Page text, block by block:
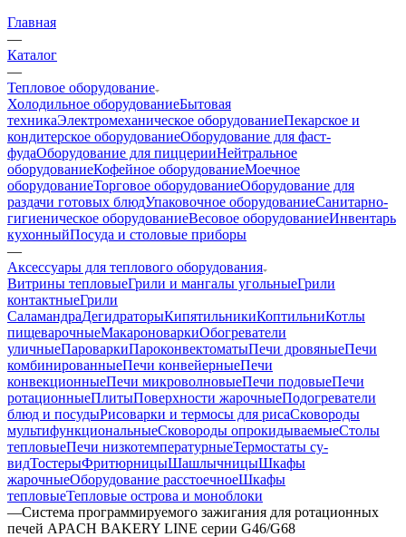
Главная
—
Каталог
—
Тепловое оборудование
Холодильное оборудованиеБытовая
техникаЭлектромеханическое оборудованиеПекарское и
кондитерское оборудованиеОборудование для фаст-
фудаОборудование для пиццерииНейтральное
оборудованиеКофейное оборудованиеМоечное
оборудованиеТорговое оборудованиеОборудование для
раздачи готовых блюдУпаковочное оборудованиеСанитарно-
гигиеническое оборудованиеВесовое оборудованиеИнвентарь
кухонныйПосуда и столовые приборы
—
Аксессуары для теплового оборудования
Витрины тепловыеГрили и мангалы угольныеГрили
контактныеГрили
СаламандраДегидраторыКипятильникиКоптильниКотлы
пищеварочныеМакароноваркиОбогреватели
уличныеПароваркиПароконвектоматыПечи дровяныеПечи
комбинированныеПечи конвейерныеПечи
конвекционныеПечи микроволновыеПечи подовыеПечи
ротационныеПлитыПоверхности жарочныеПодогреватели
блюд и посудыРисоварки и термосы для рисаСковороды
мультифункциональныеСковороды опрокидываемыеСтолы
тепловыеПечи низкотемпературныеТермостаты су-
видТостерыФритюрницыШашлычницыШкафы
жарочныеОборудование расстоечноеШкафы
тепловыеТепловые острова и моноблоки
—Система программируемого зажигания для ротационных
печей APACH BAKERY LINE серии G46/G68